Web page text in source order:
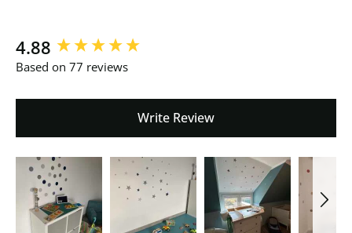
4.88
Based on 77 reviews
Write Review
New content loaded